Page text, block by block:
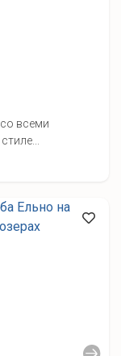
всеми